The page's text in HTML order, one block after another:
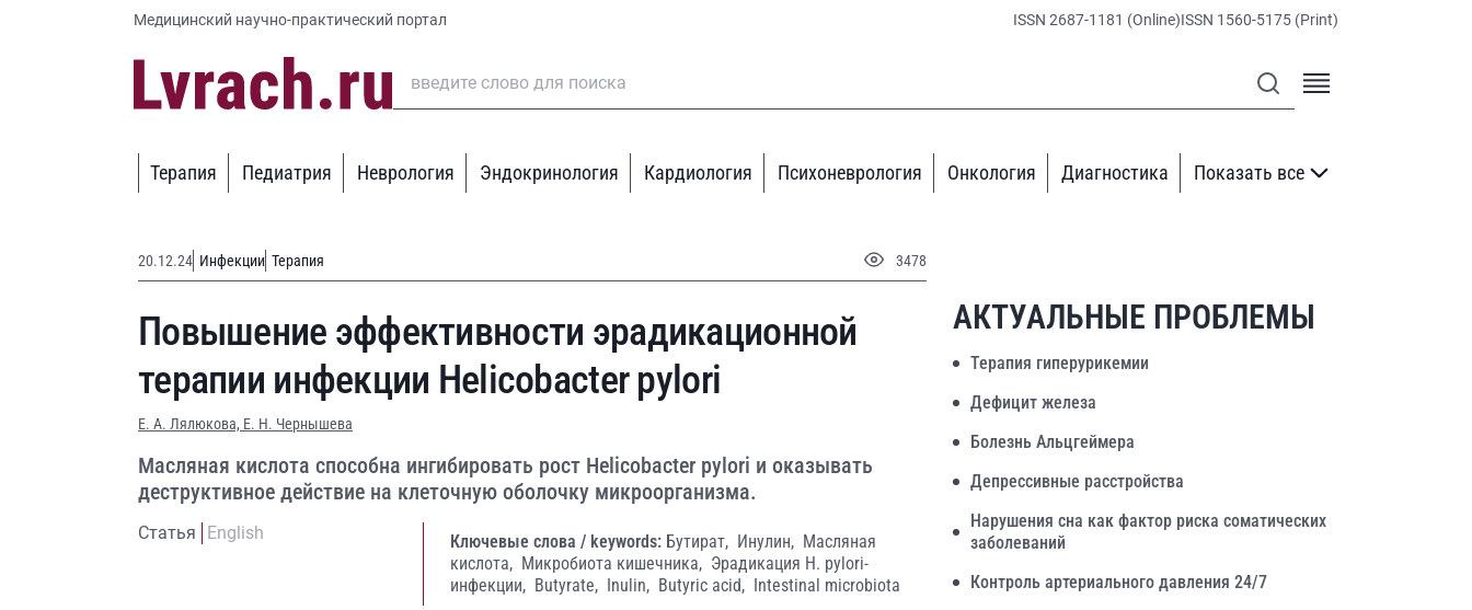
Медицинский научно-практический портал ISSN 2687-1181 (Online)ISSN 1560-5175 (Print)
Терапия Педиатрия Неврология Эндокринология Кардиология Психоневрология Онкология Диагностика Показать все
20.12.24 Инфекции Терапия 3478
Повышение эффективности эрадикационной
терапии инфекции Helicobacter pylori
Е. А. Лялюкова, Е. Н. Чернышева
Масляная кислота способна ингибировать рост Helicobacter pylori и оказывать
деструктивное действие на клеточную оболочку микроорганизма.
Статья English Ключевые слова / keywords: Бутират, Инулин, Масляная
кислота, Микробиота кишечника, Эрадикация H. pylori-
инфекции, Butyrate, Inulin, Butyric acid, Intestinal microbiota
АКТУАЛЬНЫЕ ПРОБЛЕМЫ
Терапия гиперурикемии
Дефицит железа
Болезнь Альцгеймера
Депрессивные расстройства
Нарушения сна как фактор риска соматических
заболеваний
Контроль артериального давления 24/7